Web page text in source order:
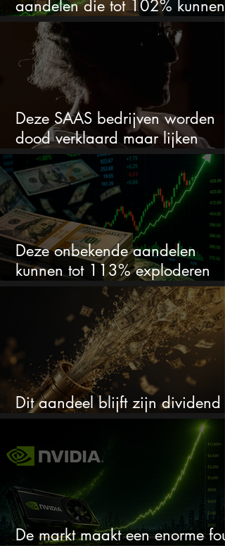
aandelen die tot 102% kunnen
stijgen
Deze SAAS bedrijven worden
dood verklaard maar lijken
springlevend
Deze onbekende aandelen
kunnen tot 113% exploderen
(één springt eruit)
Dit aandeel blijft zijn dividend
verhogen, wat er ook gebeurt
De markt maakt een enorme fout